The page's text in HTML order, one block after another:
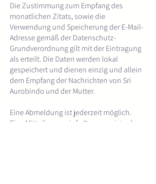
Die Zustimmung zum Empfang des
monatlichen Zitats, sowie die
Verwendung und Speicherung der E-Mail-
Adresse gemäß der Datenschutz-
Grundverordnung gilt mit der Eintragung
als erteilt. Die Daten werden lokal
gespeichert und dienen einzig und allein
dem Empfang der Nachrichten von Sri
Aurobindo und der Mutter.
Eine Abmeldung ist jederzeit möglich.
Eine Mitteilung an info@aurosociety.de